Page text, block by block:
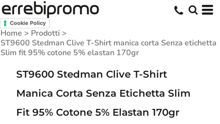
Cookie Policy
Home > Prodotti >
ST9600 Stedman Clive T-Shirt manica corta Senza etichetta
Slim fit 95% cotone 5% elastan 170gr
ST9600 Stedman Clive T-Shirt
Manica Corta Senza Etichetta Slim
Fit 95% Cotone 5% Elastan 170gr